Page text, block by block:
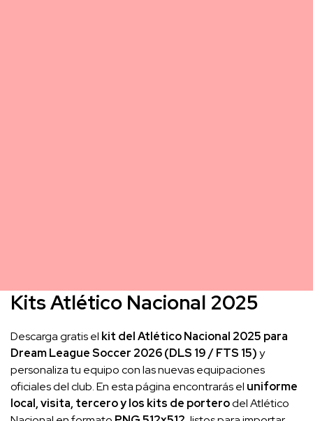
Kits Atlético Nacional 2025
Descarga gratis el kit del Atlético Nacional 2025 para
Dream League Soccer 2026 (DLS 19 / FTS 15)y
personaliza tu equipo con las nuevas equipaciones
oficiales del club. En esta página encontrarás el uniforme
local, visita, tercero y los kits de porterodel Atlético